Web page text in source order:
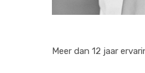
Meer dan 12 jaar